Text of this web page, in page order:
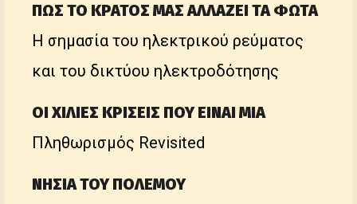
ΠΩΣ ΤΟ ΚΡΑΤΟΣ ΜΑΣ ΑΛΛΑΖΕΙ ΤΑ ΦΩΤΑ
Η σημασία του ηλεκτρικού ρεύματος
και του δικτύου ηλεκτροδότησης
ΟΙ ΧΙΛΙΕΣ ΚΡΙΣΕΙΣ ΠΟΥ ΕΙΝΑΙ ΜΙΑ
Πληθωρισμός Revisited
ΝΗΣΙΑ ΤΟΥ ΠΟΛΕΜΟΥ